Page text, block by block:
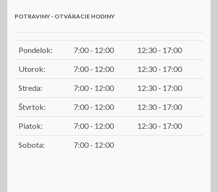
POTRAVINY - OTVÁRACIE HODINY
Pondelok: 7:00 - 12:00 12:30 - 17:00
Utorok: 7:00 - 12:00 12:30 - 17:00
Streda: 7:00 - 12:00 12:30 - 17:00
Štvrtok: 7:00 - 12:00 12:30 - 17:00
Piatok: 7:00 - 12:00 12:30 - 17:00
Sobota: 7:00 - 12:00